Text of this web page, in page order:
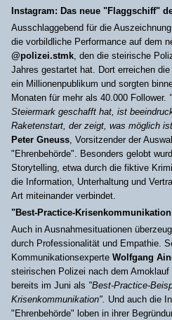
Instagram: Das neue "Flaggschiff"
Ausschlaggebend für die
die vorbildliche Performance auf dem
@polizei.stmk , den die steirische
Jahres gestartet hat. Dort erreichen
ein Millionenpublikum und sorgten
Monaten für mehr als 40.000 Follower.
Steiermark geschafft hat, ist
Raketenstart, der zeigt, was möglich
Peter Gneuss , Vorsitzender der
"Ehrenbehörde". Besonders gelobt
Storytelling, etwa durch die fiktive
die Information, Unterhaltung und
Art miteinander verbindet.
"Best-Practice-
Auch in Ausnahmesituationen
durch Professionalität und Empathie.
KommunikationsexperteWolfgang
steirischen Polizei nach dem
bereits im Juni als "Best-Practice-
Krisenkommunikation". Und auch die
"Ehrenbehörde" loben in ihrer